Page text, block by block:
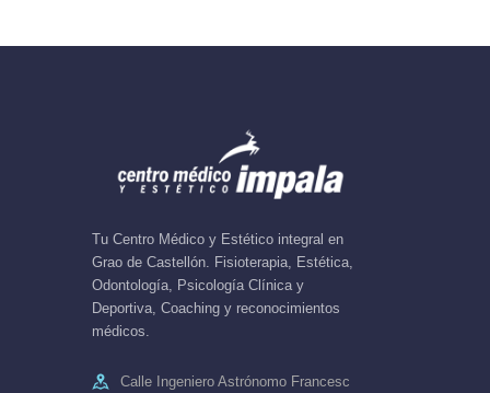
Tu Centro Médico y Estético integral en
Grao de Castellón. Fisioterapia, Estética,
Odontología, Psicología Clínica y
Deportiva, Coaching y reconocimientos
médicos.
Calle Ingeniero Astrónomo Francesc